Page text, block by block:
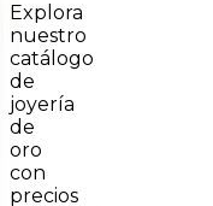
Explora
nuestro
catálogo
de
joyería
de
oro
con
precios